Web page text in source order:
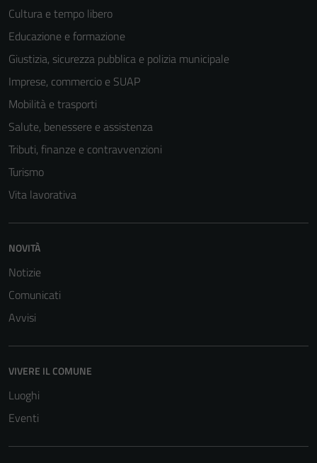
Cultura e tempo libero
Educazione e formazione
Giustizia, sicurezza pubblica e polizia municipale
Imprese, commercio e SUAP
Mobilità e trasporti
Salute, benessere e assistenza
Tributi, finanze e contravvenzioni
Turismo
Vita lavorativa
NOVITÀ
Notizie
Comunicati
Avvisi
VIVERE IL COMUNE
Luoghi
Eventi
Questi cookie